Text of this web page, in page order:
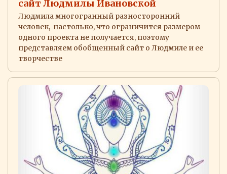
сайт Людмилы Ивановской
Людмила многогранный разносторонний
человек, настолько, что ограничится размером
одного проекта не получается, поэтому
представляем обобщенный сайт о Людмиле и ее
творчестве